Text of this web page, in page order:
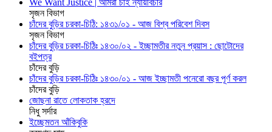
সৃজন বিভাগ
চাঁদের বুড়ির চরকা-চিঠি: ১৪৩১/০১ - আজ বিশ্ব পরিবেশ দিবস
সৃজন বিভাগ
চাঁদের বুড়ির চরকা-চিঠিঃ ১৪৩০/০২ - ইচ্ছামতীর নতুন প্রয়াস : ছোটোদের
বইপত্র
চাঁদের বুড়ি
চাঁদের বুড়ির চরকা-চিঠিঃ ১৪৩০/০১ - আজ ইচ্ছামতী পনেরো বছর পূর্ণ করল
চাঁদের বুড়ি
জোছনা রাতে লোকতাক হ্রদে
নিধু সর্দার
ইচ্ছেমতন আঁকিবুকি